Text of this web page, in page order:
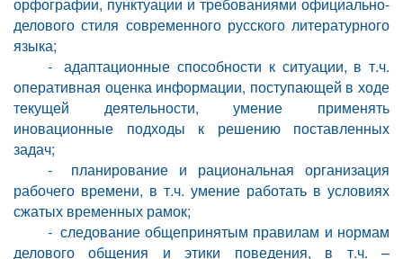
делового стиля современного русского литературного
языка;
- адаптационные способности к ситуации, в т.ч.
оперативная оценка информации, поступающей в ходе
текущей деятельности, умение применять
иновационные подходы к решению поставленных
задач;
-
планирование и рациональная организация
рабочего времени, в т.ч. умение работать в условиях
сжатых временных рамок;
- следование общепринятым правилам и нормам
делового общения и этики поведения, в т.ч. –